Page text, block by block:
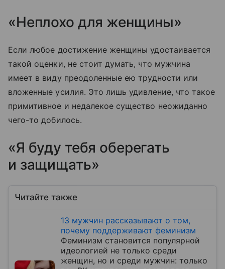
«Неплохо для женщины»
Если любое достижение женщины удостаивается
такой оценки, не стоит думать, что мужчина
имеет в виду преодоленные ею трудности или
вложенные усилия. Это лишь удивление, что такое
примитивное и недалекое существо неожиданно
чего-то добилось.
«Я буду тебя оберегать
и защищать»
Читайте также
13 мужчин рассказывают о том,
почему поддерживают феминизм
Феминизм становится популярной
идеологией не только среди
женщин, но и среди мужчин: только